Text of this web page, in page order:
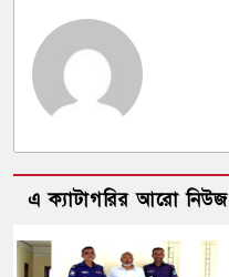
এ ক্যাটাগরির আরো নিউজ